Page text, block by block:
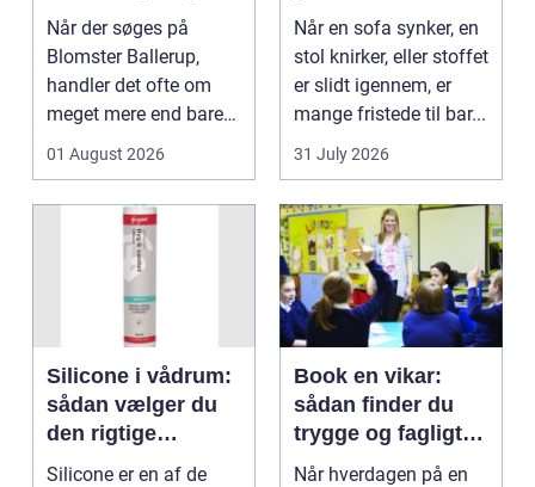
lokale muligheder
Når der søges på
Blomster Ballerup,
handler det ofte om
meget mere end bare
en hurtig buket.
Blomste...
01 August 2026
møbelpolstring
Når en sofa synker, en
stol knirker, eller stoffet
er slidt igennem, er
mange fristede til bar...
31 July 2026
Silicone i vådrum:
sådan vælger du
den rigtige
fugemasse
Silicone er en af de
Book en vikar:
sådan finder du
trygge og fagligt
stærke løsninger
Når hverdagen på en